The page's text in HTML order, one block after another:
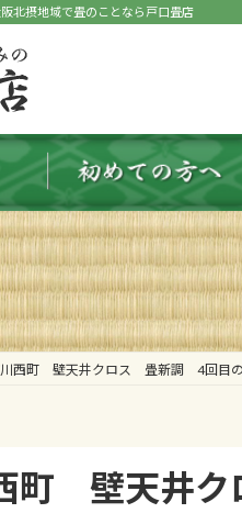
北摂地域で畳のことなら戸口畳店
川西町 壁天井クロス 畳新調 4回目の
町 壁天井